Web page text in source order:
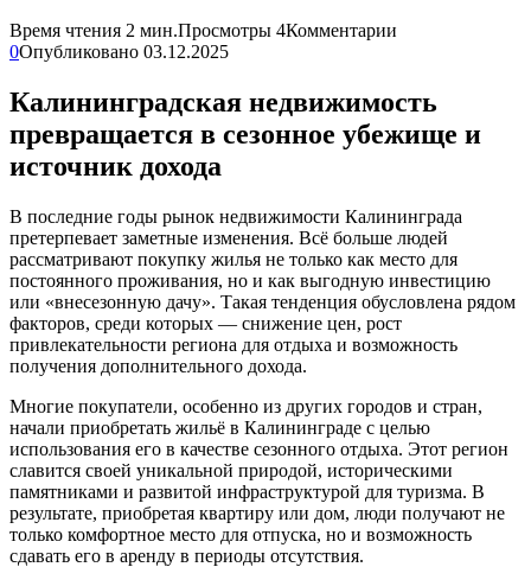
Время чтения 2 мин.Просмотры 4Комментарии
0Опубликовано 03.12.2025
Калининградская недвижимость
превращается в сезонное убежище и
источник дохода
В последние годы рынок недвижимости Калининграда
претерпевает заметные изменения. Всё больше людей
рассматривают покупку жилья не только как место для
постоянного проживания, но и как выгодную инвестицию
или «внесезонную дачу». Такая тенденция обусловлена рядом
факторов, среди которых — снижение цен, рост
привлекательности региона для отдыха и возможность
получения дополнительного дохода.
Многие покупатели, особенно из других городов и стран,
начали приобретать жильё в Калининграде с целью
использования его в качестве сезонного отдыха. Этот регион
славится своей уникальной природой, историческими
памятниками и развитой инфраструктурой для туризма. В
результате, приобретая квартиру или дом, люди получают не
только комфортное место для отпуска, но и возможность
сдавать его в аренду в периоды отсутствия.